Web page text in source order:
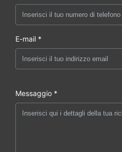
E-mail *
Messaggio *